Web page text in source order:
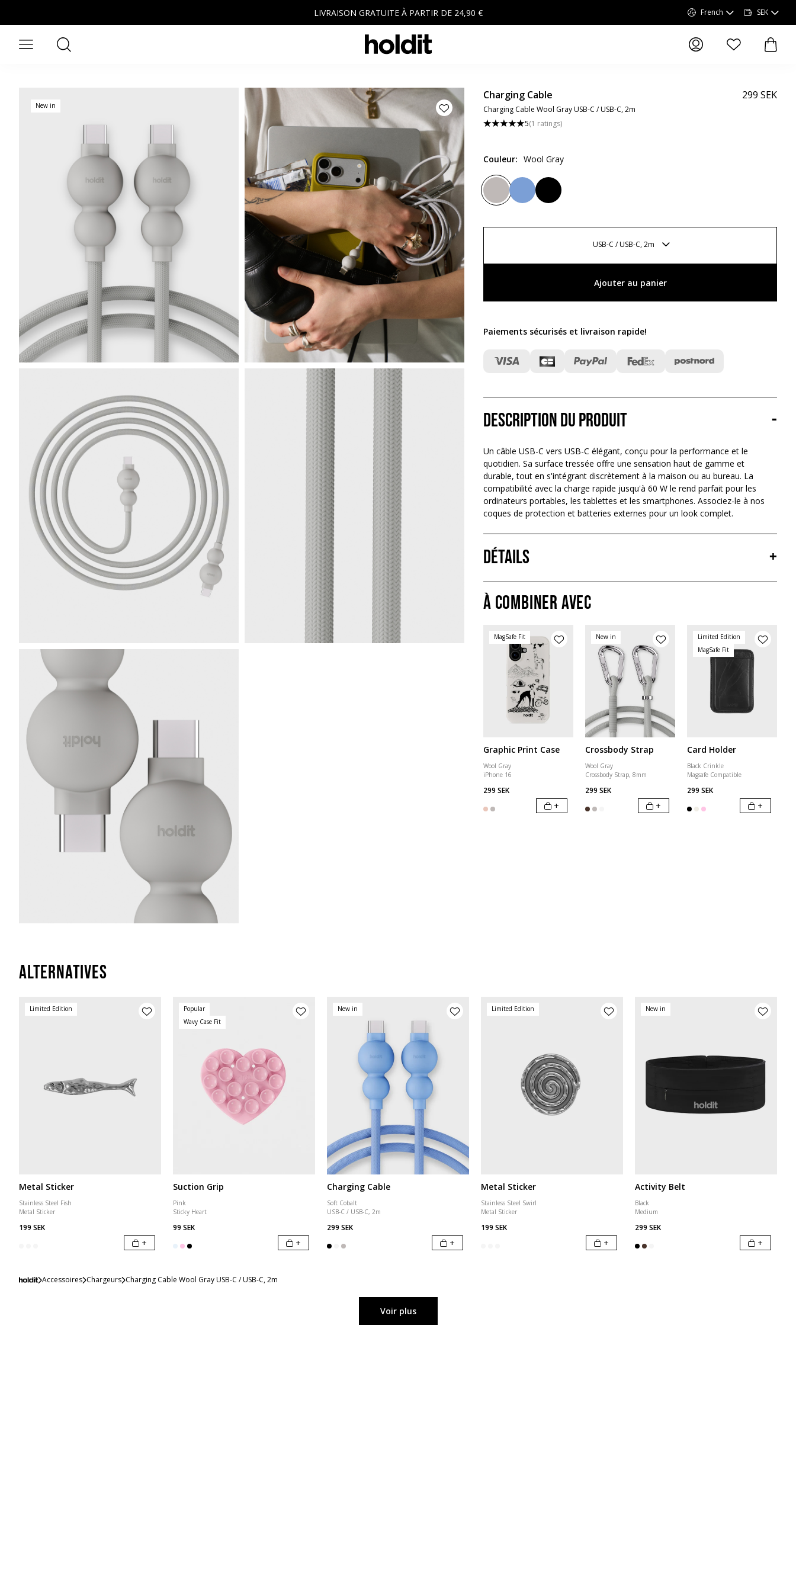
LIVRAISON GRATUITE À PARTIR DE 24,90 € French SEK
Ouvrir le menuRechercher
articles dans la
New in
Charging Cable
Charging Cable Wool Gray USB-C / USB-C, 2m
5(1 ratings)
299 SEK
Couleur: Wool Gray
USB-C / USB-C, 2m
Ajouter au panier
Paiements sécurisés et livraison rapide!
Description du produit -
Un câble USB-C vers USB-C élégant, conçu pour la performance et le
quotidien. Sa surface tressée offre une sensation haut de gamme et
durable, tout en s'intégrant discrètement à la maison ou au bureau. La
compatibilité avec la charge rapide jusqu'à 60 W le rend parfait pour les
ordinateurs portables, les tablettes et les smartphones. Associez-le à nos
coques de protection et batteries externes pour un look complet.
Détails
+
À combiner avec
MagSafe Fit
Graphic Print Case
Wool Gray
iPhone 16
299 SEK
+
New in
Crossbody Strap
Wool Gray
Crossbody Strap, 8mm
299 SEK
+
Limited Edition
MagSafe Fit
Card Holder
Black Crinkle
Magsafe Compatible
299 SEK
+
Alternatives
Limited Edition
Metal Sticker
Stainless Steel Fish
Metal Sticker
199 SEK
+
Popular
Wavy Case Fit
Suction Grip
Pink
Sticky Heart
99 SEK
+
New in
Charging Cable
Soft Cobalt
USB-C / USB-C, 2m
299 SEK
+
Limited Edition
Metal Sticker
Stainless Steel Swirl
Metal Sticker
199 SEK
+
New in
Activity Belt
Black
Medium
299 SEK
+
Accessoires Chargeurs Charging Cable Wool Gray USB-C / USB-C, 2m
Voir plus